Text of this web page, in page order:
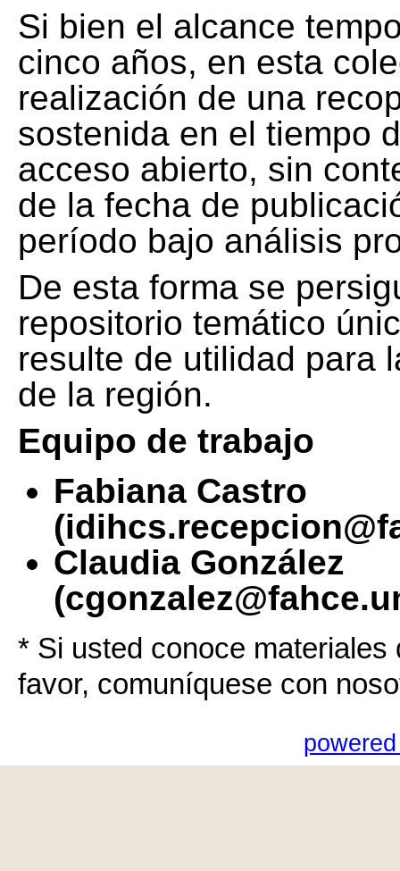
Si bien el alcance
cinco años, en esta
realización de una
sostenida en el tiempo
acceso abierto, sin
de la fecha de
período bajo análisis
De esta forma se
repositorio temático
resulte de utilidad para
de la región.
Equipo de trabajo
Fabiana Castro
Claudia González
* Si usted conoce
favor, comuníquese con